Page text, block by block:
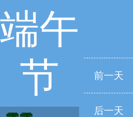
端午
节
前一天
后一天